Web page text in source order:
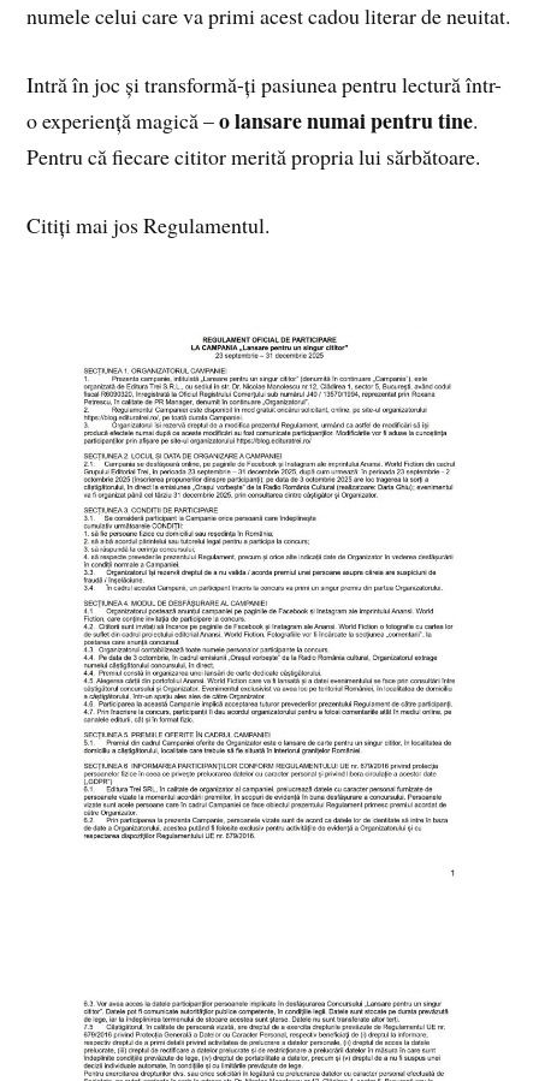
numele celui care va primi acest cadou literar de neuitat.
Intră în joc și transformă-ți pasiunea pentru lectură într-
o experiență magică –o lansare numai pentru tine.
Pentru că fiecare cititor merită propria lui sărbătoare.
Citiți mai jos Regulamentul.